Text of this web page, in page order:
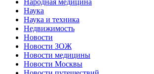
Наука
Наука и техника
Недвижимость
Новости
Новости ЗОЖ
Новости медицины
Новости Москвы